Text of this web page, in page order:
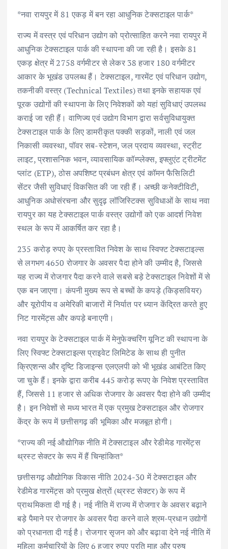
*नवा रायपुर में 81 एकड़ में बन रहा आधुनिक टेक्सटाइल पार्क*
राज्य में वस्त्र एवं परिधान उद्योग को प्रोत्साहित करने नवा रायपुर में
आधुनिक टेक्सटाइल पार्क की स्थापना की जा रही है। इसके 81
एकड़ क्षेत्र में 2758 वर्गमीटर से लेकर 38 हजार 180 वर्गमीटर
आकार के भूखंड उपलब्ध हैं। टेक्सटाइल, गारमेंट एवं परिधान उद्योग,
तकनीकी वस्त्र (Technical Textiles) तथा इनके सहायक एवं
पूरक उद्योगों की स्थापना के लिए निवेशकों को यहां सुविधाएं उपलब्ध
कराई जा रही हैं। वाणिज्य एवं उद्योग विभाग द्वारा सर्वसुविधायुक्त
टेक्सटाइल पार्क के लिए डामरीकृत पक्की सड़कों, नाली एवं जल
निकासी व्यवस्था, पॉवर सब-स्टेशन, जल प्रदाय व्यवस्था, स्ट्रीट
लाइट, प्रशासनिक भवन, व्यावसायिक कॉम्प्लेक्स, इफ्लुएंट ट्रीटमेंट
प्लांट (ETP), ठोस अपशिष्ट प्रबंधन क्षेत्र एवं कॉमन फैसिलिटी
सेंटर जैसी सुविधाएं विकसित की जा रही हैं। अच्छी कनेक्टीविटी,
आधुनिक अधोसंरचना और सुदृढ़ लॉजिस्टिक्स सुविधाओं के साथ नवा
रायपुर का यह टेक्सटाइल पार्क वस्त्र उद्योगों को एक आदर्श निवेश
स्थल के रूप में आकर्षित कर रहा है।
235 करोड़ रुपए के प्रस्तावित निवेश के साथ स्विफ्ट टेक्सटाइल्स
से लगभग 4650 रोजगार के अवसर पैदा होने की उम्मीद है, जिससे
यह राज्य में रोजगार पैदा करने वाले सबसे बड़े टेक्सटाइल निवेशों में से
एक बन जाएगा। कंपनी मुख्य रूप से बच्चों के कपड़े (किड्सवियर)
और यूरोपीय व अमेरिकी बाजारों में निर्यात पर ध्यान केंद्रित करते हुए
निट गारमेंट्स और कपड़े बनाएगी।
नवा रायपुर के टेक्सटाइल पार्क में मेनुफेक्चरिंग यूनिट की स्थापना के
लिए स्विफ्ट टेक्सटाइल्स प्राइवेट लिमिटेड के साथ ही पुनीत
क्रिएशन्स और दृष्टि डिजाइन्स एलएलपी को भी भूखंड आबंटित किए
जा चुके हैं। इनके द्वारा करीब 445 करोड़ रूपए के निवेश प्रस्तावित
हैं, जिससे 11 हजार से अधिक रोजगार के अवसर पैदा होने की उम्मीद
है। इन निवेशों से मध्य भारत में एक प्रमुख टेक्सटाइल और रोजगार
केंद्र के रूप में छत्तीसगढ़ की भूमिका और मजबूत होगी।
*राज्य की नई औद्योगिक नीति में टेक्सटाइल और रेडीमेड गारमेंट्स
थ्रस्ट सेक्टर के रूप में हैं चिन्हांकित*
छत्तीसगढ़ औद्योगिक विकास नीति 2024-30 में टेक्सटाइल और
रेडीमेड गारमेंट्स को प्रमुख क्षेत्रों (थ्रस्ट सेक्टर) के रूप में
प्राथमिकता दी गई है। नई नीति में राज्य में रोजगार के अवसर बढ़ाने
बड़े पैमाने पर रोजगार के अवसर पैदा करने वाले श्रम-प्रधान उद्योगों
को प्रधानता दी गई है। रोजगार सृजन को और बढ़ावा देने नई नीति में
महिला कर्मचारियों के लिए 6 हजार रुपए प्रति माह और पुरुष